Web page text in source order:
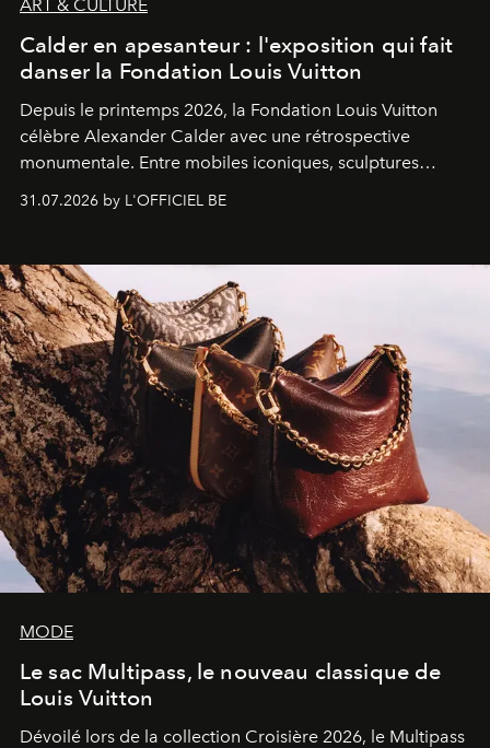
ART & CULTURE
Calder en apesanteur : l'exposition qui fait
danser la Fondation Louis Vuitton
Depuis le printemps 2026, la Fondation Louis Vuitton
célèbre Alexander Calder avec une rétrospective
monumentale. Entre mobiles iconiques, sculptures
américain investit les espaces imaginés par Frank Gehry
sculpture.
31.07.2026 by L'OFFICIEL BE
MODE
Le sac Multipass, le nouveau classique de
Louis Vuitton
Dévoilé lors de la collection Croisière 2026, le Multipass